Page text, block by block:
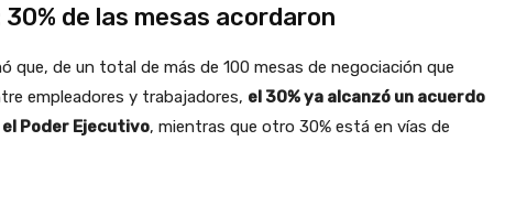
de las mesas acordaron
que, de un total de más de 100 mesas de negociación que
empleadores y trabajadores, el 30% ya alcanzó un acuerdo
Poder Ejecutivo, mientras que otro 30% está en vías de